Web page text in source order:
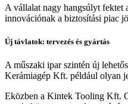
A vállalat nagy hangsúlyt fektet
innovációnak a biztosítási piac
Új távlatok: tervezés és gyártás
A műszaki ipar szintén új
Kerámiagép Kft. például olyan
Eközben a Kintek Tooling Kft.